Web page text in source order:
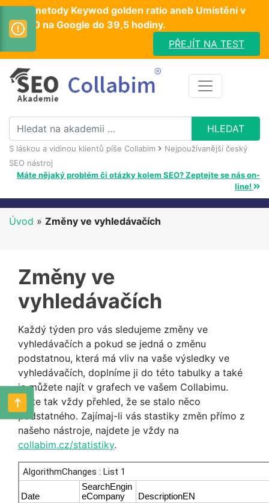
Test metody Keywod golden ratio aneb Umístění v
TOP10 na Google do 39,5 hodiny.
PŘEJÍT NA TEST
S láskou a vidinou klientů píše Collabim
Nejpoužívanější český
SEO nástroj
Máte nějaký problém či otázky kolem SEO? Zeptejte se nás on-
line!
Úvod » Změny ve vyhledávačích
Změny ve
vyhledávačích
Každý týden pro vás sledujeme změny ve
vyhledávačích a pokud se jedná o změnu
podstatnou, která má vliv na vaše výsledky ve
vyhledávačích, doplníme ji do této tabulky a také
je můžete najít v grafech ve vašem Collabimu.
Máte tak vždy přehled, že se stalo něco
podstatného. Zajímaj-li vás stastiky změn přímo z
našeho nástroje, najdete je vždy na
collabim.cz/statistiky.